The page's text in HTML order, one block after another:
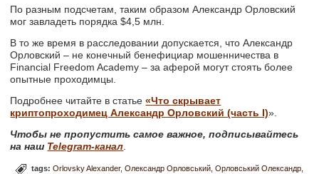
По разным подсчетам, таким образом Александр Орловский
мог завладеть порядка $4,5 млн.
В то же время в расследовании допускается, что Александр
Орловский – не конечный бенефициар мошенничества в
Financial Freedom Academy – за аферой могут стоять более
опытные проходимцы.
Подробнее читайте в статье«Что скрывает
криптопроходимец Александр Орловский (часть I)».
Чтобы не пропустить самое важное, подписывайтесь
на наш Telegram-канал
tags:Orlovsky Alexander Олександр Орловський Орловський Олександр